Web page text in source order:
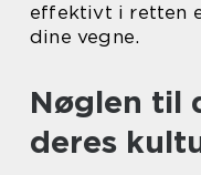
effektivt i retten
dine vegne.
Nøglen til
deres